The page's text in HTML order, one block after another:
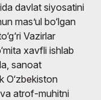
davlat siyosatini
mas’ul bo‘lgan
Vazirlar
xavfli ishlab
sanoat
O‘zbekiston
atrof-muhitni